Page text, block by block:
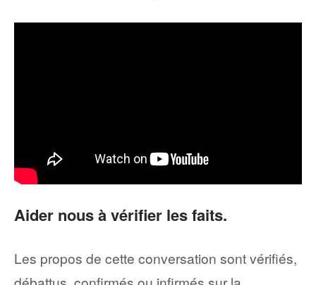
Aider nous à vérifier les faits.
Les propos de cette conversation sont vérifiés,